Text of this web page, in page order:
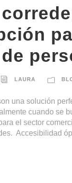
LAURA
una solución
cuando se
el sector
Accesibilidad